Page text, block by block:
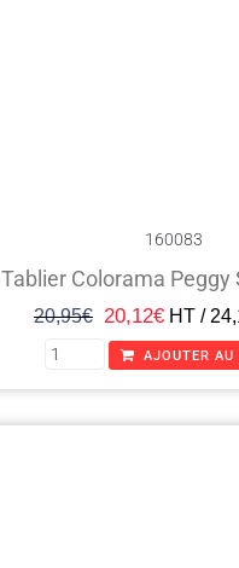
160083
Tablier Colorama Peggy
20,95€ 20,12€ HT /
AJOUTER AU